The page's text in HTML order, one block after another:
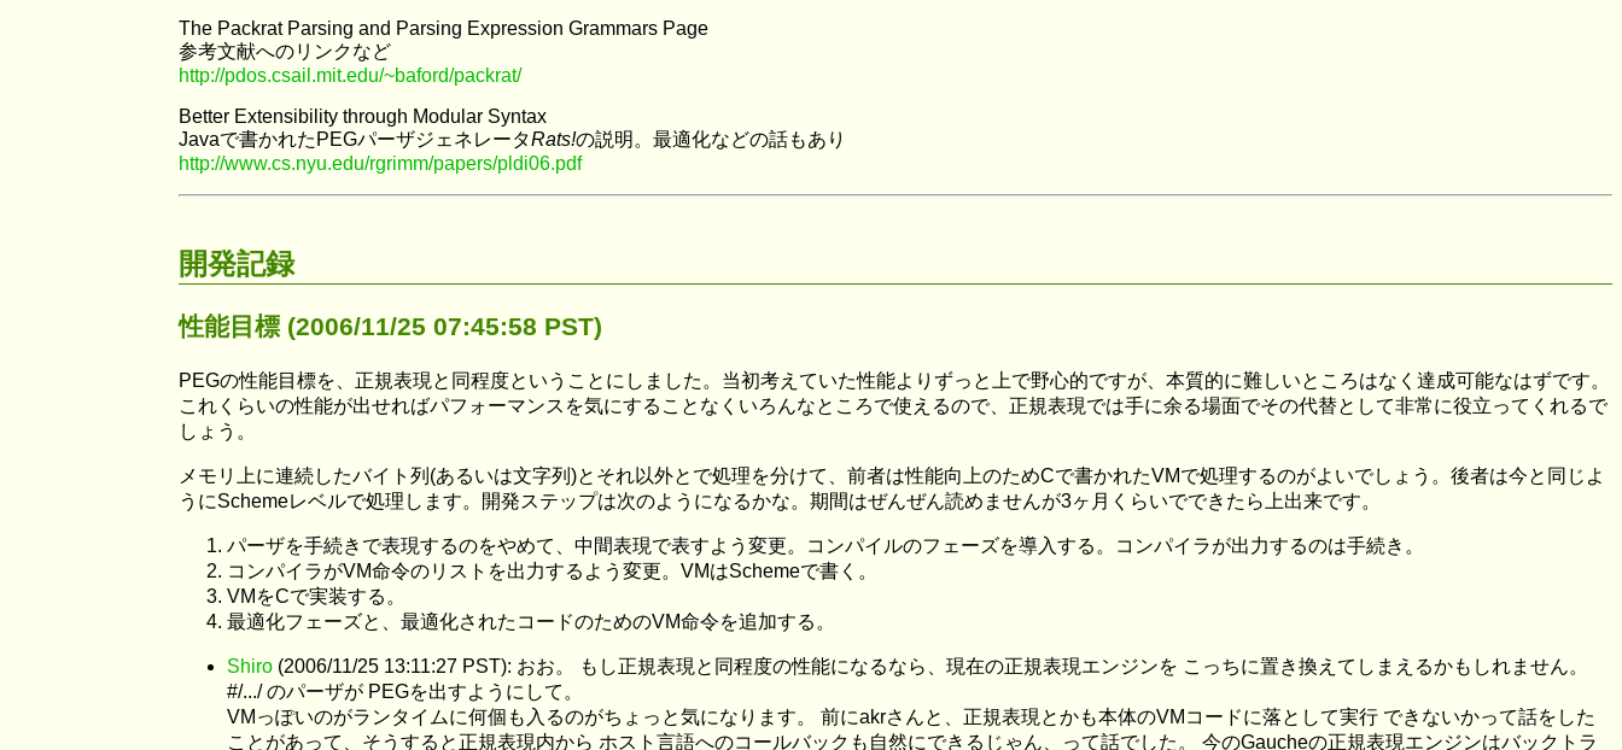
The Packrat Parsing and Parsing Expression Grammars Page
参考文献へのリンクなど
http://pdos.csail.mit.edu/~baford/packrat/
Better Extensibility through Modular Syntax
Javaで書かれたPEGパーザジェネレータRats!の説明。最適化などの話もあり
http://www.cs.nyu.edu/rgrimm/papers/pldi06.pdf
開発記録
性能目標 (2006/11/25 07:45:58 PST)
PEGの性能目標を、正規表現と同程度ということにしました。当初考えていた性能よりずっと上で野心的ですが、本質的に難しいところはなく達成可能なはずです。
これくらいの性能が出せればパフォーマンスを気にすることなくいろんなところで使えるので、正規表現では手に余る場面でその代替として非常に役立ってくれるで
しょう。
メモリ上に連続したバイト列(あるいは文字列)とそれ以外とで処理を分けて、前者は性能向上のためCで書かれたVMで処理するのがよいでしょう。後者は今と同じよ
うにSchemeレベルで処理します。開発ステップは次のようになるかな。期間はぜんぜん読めませんが3ヶ月くらいでできたら上出来です。
パーザを手続きで表現するのをやめて、中間表現で表すよう変更。コンパイルのフェーズを導入する。コンパイラが出力するのは手続き。
コンパイラがVM命令のリストを出力するよう変更。VMはSchemeで書く。
VMをCで実装する。
最適化フェーズと、最適化されたコードのためのVM命令を追加する。
Shiro (2006/11/25 13:11:27 PST): おお。 もし正規表現と同程度の性能になるなら、現在の正規表現エンジンを こっちに置き換えてしまえるかもしれません。
#/.../ のパーザが PEGを出すようにして。
VMっぽいのがランタイムに何個も入るのがちょっと気になります。 前にakrさんと、正規表現とかも本体のVMコードに落として実行 できないかって話をした
ことがあって、そうすると正規表現内から ホスト言語へのコールバックも自然にできるじゃん、って話でした。 今のGaucheの正規表現エンジンはバックトラ